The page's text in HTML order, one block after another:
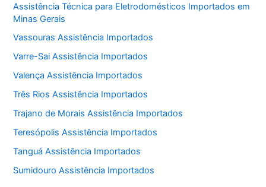
Assistência Técnica para Eletrodomésticos Importados em
Minas Gerais
Vassouras Assistência Importados
Varre-Sai Assistência Importados
Valença Assistência Importados
Três Rios Assistência Importados
Trajano de Morais Assistência Importados
Teresópolis Assistência Importados
Tanguá Assistência Importados
Sumidouro Assistência Importados